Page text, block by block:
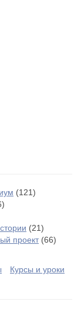
(121)
(21)
проект(66)
Курсы и уроки